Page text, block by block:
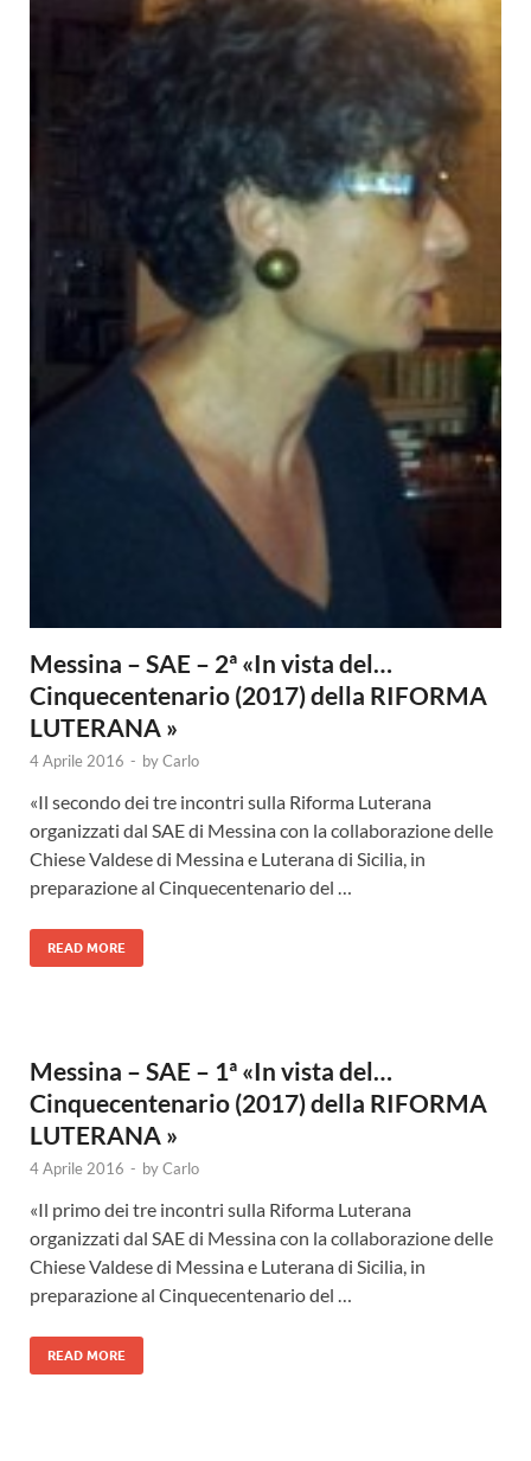
Messina – SAE – 2ª «In vista del…
Cinquecentenario (2017) della RIFORMA
LUTERANA »
4 Aprile 2016 - byCarlo
«Il secondo dei tre incontri sulla Riforma Luterana
organizzati dal SAE di Messina con la collaborazione delle
Chiese Valdese di Messina e Luterana di Sicilia, in
preparazione al Cinquecentenario del …
READ MORE
Messina – SAE – 1ª «In vista del…
Cinquecentenario (2017) della RIFORMA
LUTERANA »
4 Aprile 2016 - byCarlo
«Il primo dei tre incontri sulla Riforma Luterana
organizzati dal SAE di Messina con la collaborazione delle
Chiese Valdese di Messina e Luterana di Sicilia, in
preparazione al Cinquecentenario del …
READ MORE